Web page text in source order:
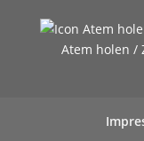
Atem holen /